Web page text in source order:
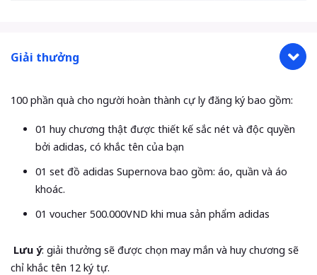
Giải thưởng
100 phần quà cho người hoàn thành cự ly đăng ký bao gồm:
01 huy chương thật được thiết kế sắc nét và độc quyền
bởi adidas, có khắc tên của bạn
01 set đồ adidas Supernova bao gồm: áo, quần và áo
khoác.
01 voucher 500.000VND khi mua sản phẩm adidas
Lưu ý: giải thưởng sẽ được chọn may mắn và huy chương sẽ
chỉ khắc tên 12 ký tự.